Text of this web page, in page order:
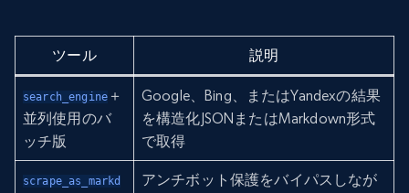
ツール 説明
search_engine ＋
並列使用のバ
ッチ版
Google、Bing、またはYandexの結果
を構造化JSONまたはMarkdown形式
で取得
scrape_as_markd アンチボット保護をバイパスしなが